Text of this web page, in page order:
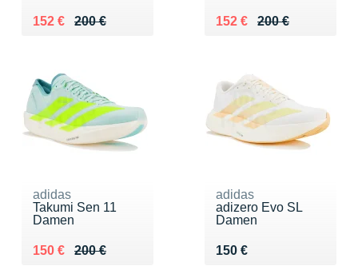
200 €
Au lieu de 200 €
152 €
Vendu 152 € 200 €
Au lieu de 200 €
152 €
Vendu 152 €
adidas
Takumi Sen 11
Damen
200 €
Au lieu de 200 €
150 €
Vendu 150 €
adidas
adizero Evo SL
Damen
150 €
Vendu 150 €